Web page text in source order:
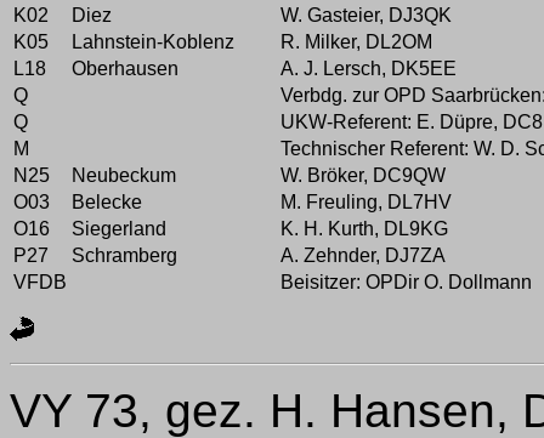
K02
Diez
W. Gasteier, DJ3QK
K05
Lahnstein-Koblenz
R. Milker, DL2OM
L18
Oberhausen
A. J. Lersch, DK5EE
Q
Verbdg. zur OPD
Q
UKW-Referent: E. Düpre,
M
Technischer Referent: W. D.
N25
Neubeckum
W. Bröker, DC9QW
O03
Belecke
M. Freuling, DL7HV
O16
Siegerland
K. H. Kurth, DL9KG
P27
Schramberg
A. Zehnder, DJ7ZA
VFDB
Beisitzer: OPDir O. Dollmann
VY 73, gez. H. Hansen,